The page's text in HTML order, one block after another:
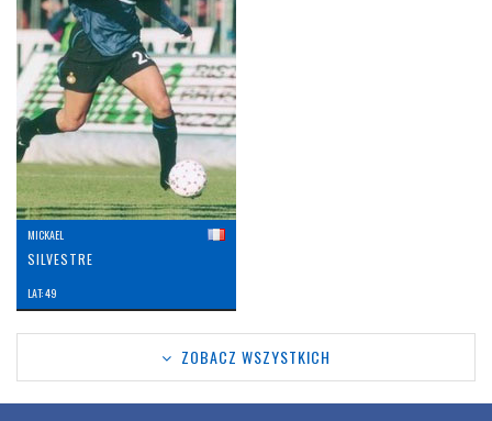
MICKAEL
SILVESTRE
LAT: 49
ZOBACZ WSZYSTKICH